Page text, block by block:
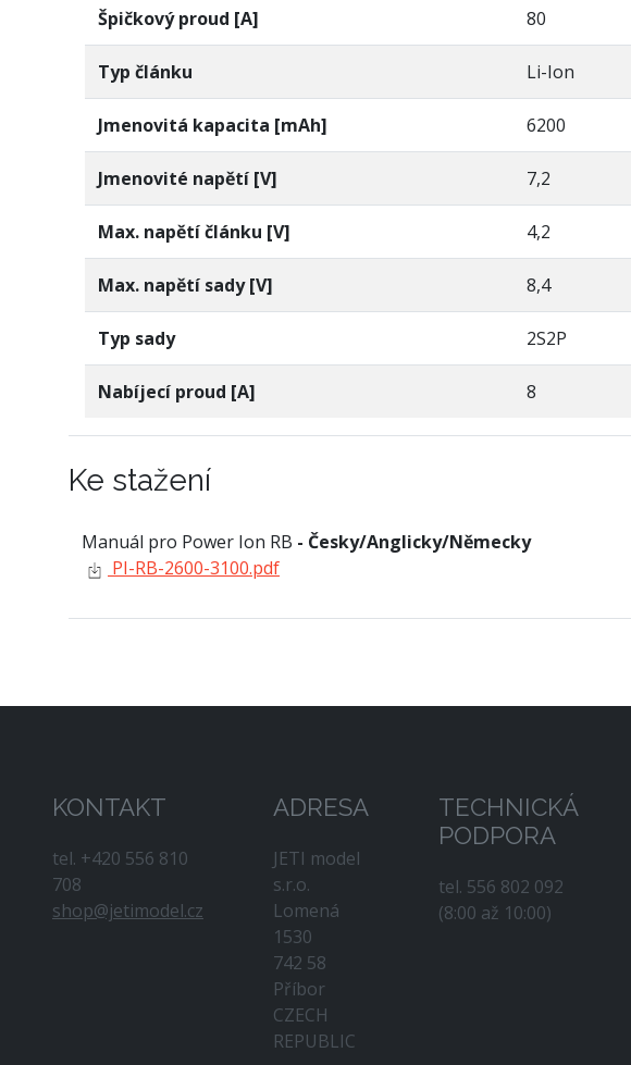
Špičkový proud [A] 80
Typ článku Li-Ion
Jmenovitá kapacita [mAh] 6200
Jmenovité napětí [V] 7,2
Max. napětí článku [V] 4,2
Max. napětí sady [V] 8,4
Typ sady 2S2P
Nabíjecí proud [A] 8
Ke stažení
Manuál pro Power Ion RB - Česky/Anglicky/Německy
PI-RB-2600-3100.pdf
KONTAKT
tel. +420 556 810
708
shop@jetimodel.cz
ADRESA
JETI model
s.r.o.
Lomená
1530
742 58
Příbor
CZECH
REPUBLIC
TECHNICKÁ
PODPORA
tel. 556 802 092
(8:00 až 10:00)